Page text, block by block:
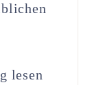
lesen